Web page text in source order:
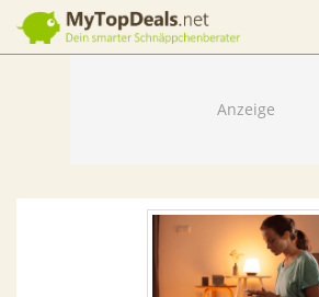
Dein smarter Schnäppchenberater